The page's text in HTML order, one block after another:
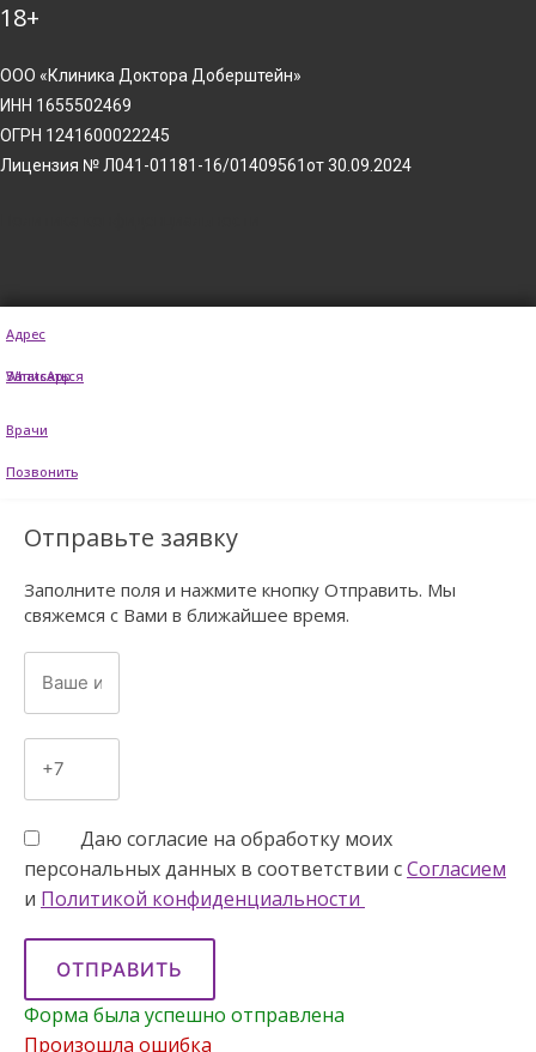
18+
ООО «Клиника Доктора Доберштейн»
ИНН 1655502469
ОГРН 1241600022245
Лицензия № Л041-01181-16/01409561от 30.09.2024
Адрес
WhatsApp
Записаться
Врачи
Позвонить
Отправьте заявку
Заполните поля и нажмите кнопку Отправить. Мы
свяжемся с Вами в ближайшее время.
Даю согласие на обработку моих
персональных данных в соответствии сСогласием
и Политикой конфиденциальности
ОТПРАВИТЬ
Форма была успешно отправлена
Произошла ошибка